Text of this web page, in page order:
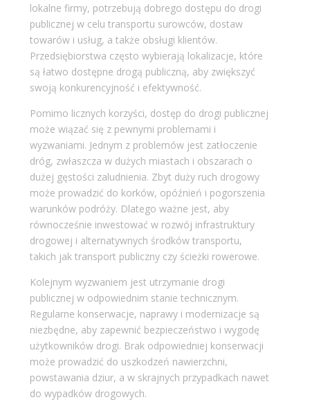
lokalne firmy, potrzebują dobrego dostępu do drogi
publicznej w celu transportu surowców, dostaw
towarów i usług, a także obsługi klientów.
Przedsiębiorstwa często wybierają lokalizacje, które
są łatwo dostępne drogą publiczną, aby zwiększyć
swoją konkurencyjność i efektywność.
Pomimo licznych korzyści, dostęp do drogi publicznej
może wiązać się z pewnymi problemami i
wyzwaniami. Jednym z problemów jest zatłoczenie
dróg, zwłaszcza w dużych miastach i obszarach o
dużej gęstości zaludnienia. Zbyt duży ruch drogowy
może prowadzić do korków, opóźnień i pogorszenia
warunków podróży. Dlatego ważne jest, aby
równocześnie inwestować w rozwój infrastruktury
drogowej i alternatywnych środków transportu,
takich jak transport publiczny czy ścieżki rowerowe.
Kolejnym wyzwaniem jest utrzymanie drogi
publicznej w odpowiednim stanie technicznym.
Regularne konserwacje, naprawy i modernizacje są
niezbędne, aby zapewnić bezpieczeństwo i wygodę
użytkowników drogi. Brak odpowiedniej konserwacji
może prowadzić do uszkodzeń nawierzchni,
powstawania dziur, a w skrajnych przypadkach nawet
do wypadków drogowych.